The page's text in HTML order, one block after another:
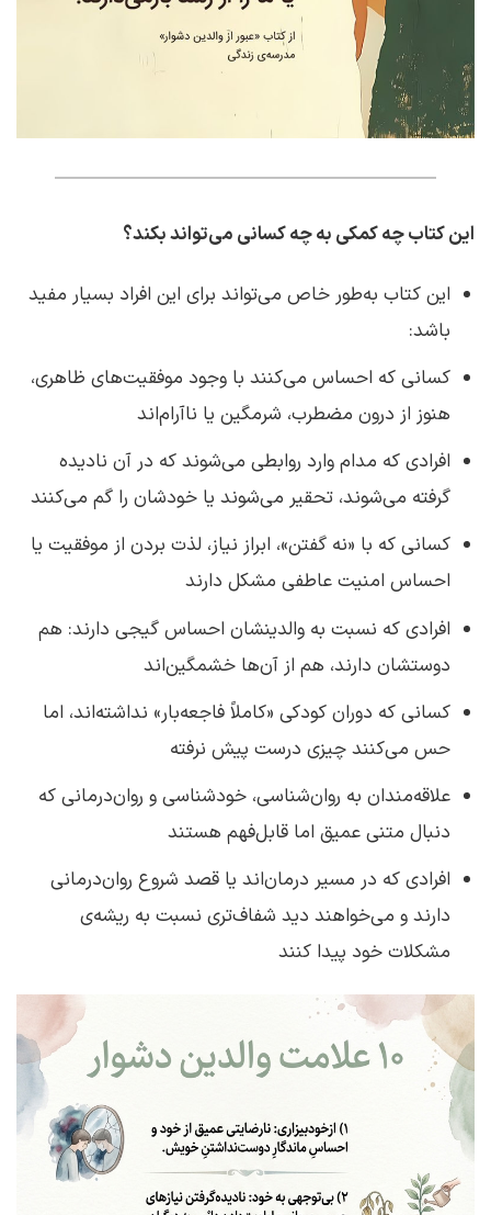
این کتاب چه کمکی به چه کسانی می‌تواند بکند؟
این کتاب به‌طور خاص می‌تواند برای این افراد بسیار مفید
باشد:
کسانی که احساس می‌کنند با وجود موفقیت‌های ظاهری،
هنوز از درون مضطرب، شرمگین یا ناآرام‌اند
افرادی که مدام وارد روابطی می‌شوند که در آن نادیده
گرفته می‌شوند، تحقیر می‌شوند یا خودشان را گم می‌کنند
کسانی که با «نه گفتن»، ابراز نیاز، لذت بردن از موفقیت یا
احساس امنیت عاطفی مشکل دارند
افرادی که نسبت به والدینشان احساس گیجی دارند: هم
دوستشان دارند، هم از آن‌ها خشمگین‌اند
کسانی که دوران کودکی «کاملاً فاجعه‌بار» نداشته‌اند، اما
حس می‌کنند چیزی درست پیش نرفته
علاقه‌مندان به روان‌شناسی، خودشناسی و روان‌درمانی که
دنبال متنی عمیق اما قابل‌فهم هستند
افرادی که در مسیر درمان‌اند یا قصد شروع روان‌درمانی
دارند و می‌خواهند دید شفاف‌تری نسبت به ریشه‌ی
مشکلات خود پیدا کنند